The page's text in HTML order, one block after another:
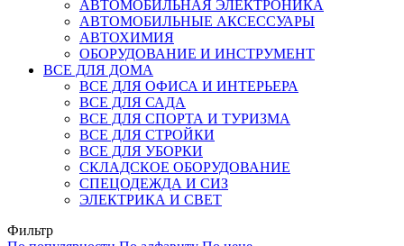
АВТОМОБИЛЬНАЯ ЭЛЕКТРОНИКА
АВТОМОБИЛЬНЫЕ АКСЕССУАРЫ
АВТОХИМИЯ
ОБОРУДОВАНИЕ И ИНСТРУМЕНТ
ВСЕ ДЛЯ ДОМА
ВСЕ ДЛЯ ОФИСА И ИНТЕРЬЕРА
ВСЕ ДЛЯ САДА
ВСЕ ДЛЯ СПОРТА И ТУРИЗМА
ВСЕ ДЛЯ СТРОЙКИ
ВСЕ ДЛЯ УБОРКИ
СКЛАДСКОЕ ОБОРУДОВАНИЕ
СПЕЦОДЕЖДА И СИЗ
ЭЛЕКТРИКА И СВЕТ
Фильтр